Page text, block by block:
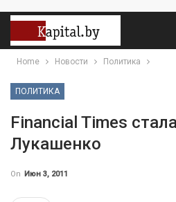
Home Новости Политика
ПОЛИТИКА
Financial Times
Лукашенко
On Июн 3, 2011